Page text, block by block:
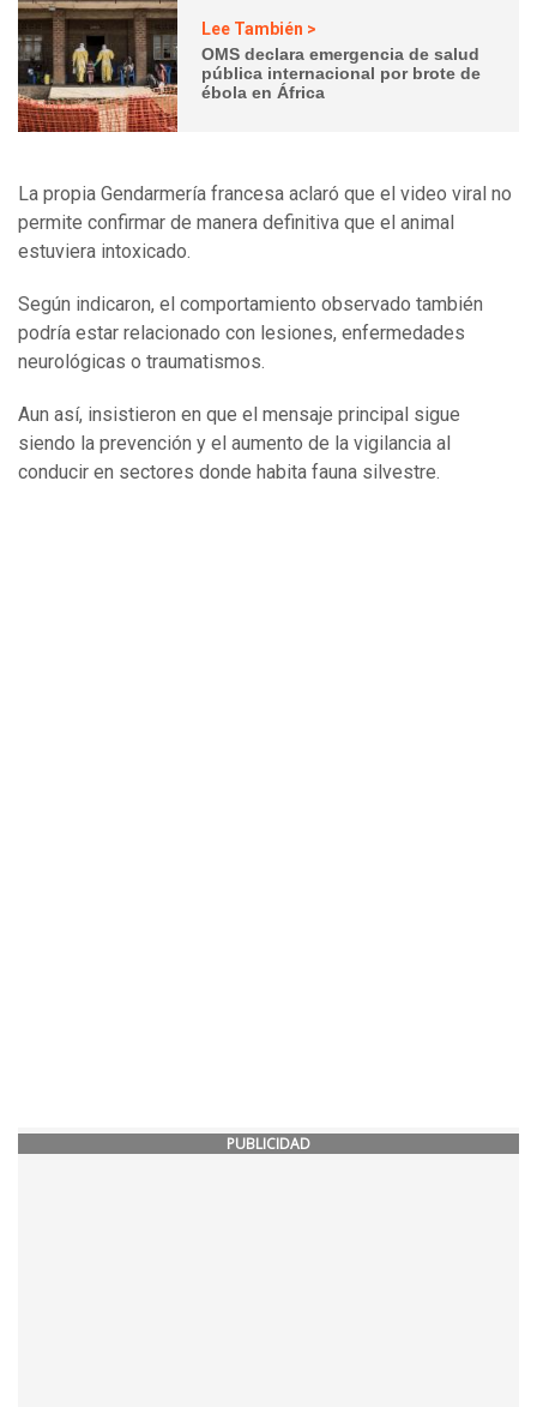
Lee También >
OMS declara emergencia de salud
pública internacional por brote de
ébola en África
La propia Gendarmería francesa aclaró que el video viral no
permite confirmar de manera definitiva que el animal
estuviera intoxicado.
Según indicaron, el comportamiento observado también
podría estar relacionado con lesiones, enfermedades
neurológicas o traumatismos.
Aun así, insistieron en que el mensaje principal sigue
siendo la prevención y el aumento de la vigilancia al
conducir en sectores donde habita fauna silvestre.
PUBLICIDAD